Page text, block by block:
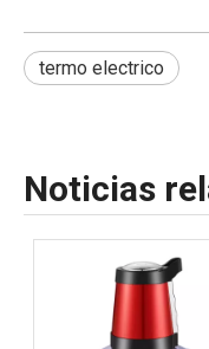
termo electrico
Noticias